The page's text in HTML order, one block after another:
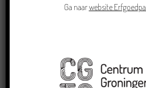
Crowdfunding voor
Ga naarwebsite